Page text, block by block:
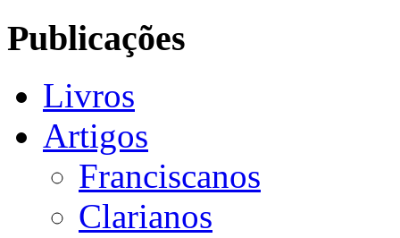
Publicações
Livros
Artigos
Franciscanos
Clarianos